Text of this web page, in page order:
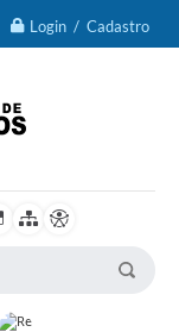
Login / Cadastro